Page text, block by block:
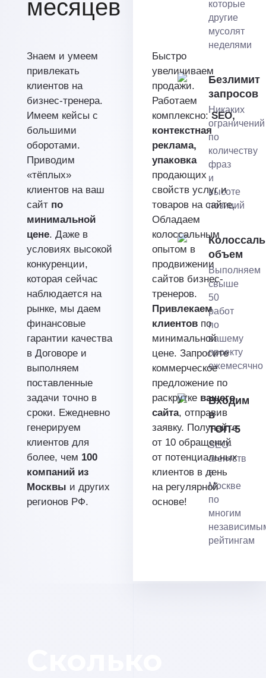
месяцев
которые
другие
мусолят
неделями
Безлимит
запросов
Никаких
ограничений
по
количеству
фраз
и
высоте
позиций
объем
Выполняем
свыше
50
работ
по
вашему
проекту
ежемесячно
Входим
в
ТОП-5
SEO-
агентств
в
Москве
по
многим
рейтингам
Знаем и умеем
привлекать
клиентов на
бизнес-тренера.
Имеем кейсы с
большими
оборотами.
Приводим
«тёплых»
клиентов на ваш
сайт по
минимальной
цене. Даже в
условиях высокой
конкуренции,
которая сейчас
наблюдается на
рынке, мы даем
финансовые
гарантии качества
в Договоре и
выполняем
поставленные
задачи точно в
сроки. Ежедневно
генерируем
клиентов для
более, чем 100
компаний из
Москвы и других
регионов РФ.
Быстро
увеличиваем
продажи.
Работаем
комплексно:SEO,
контекстная
реклама,
упаковка
продающих
свойств услуг и
товаров на сайте.
Обладаем
колоссальным
опытом в
продвижении
сайтов бизнес-
тренеров.
Привлекаем
клиентов по
минимальной
цене. Запросите
коммерческое
предложение по
раскрутке вашего
сайта, отправив
заявку. Получайте
от 10 обращений
от потенциальных
клиентов в день
на регулярной
основе!